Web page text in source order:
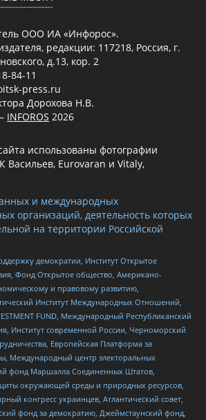
ООО ИА «Инфорос».
редакции: 117218, Россия, г.
д.13, кор. 2
84-11
press.ru
Дорохова Н.В.
INFOROS 2026
использованы фотографии
Васильев, Eurovaran и Vitaly,
и международных
организаций, деятельность которых
на территории Российской
демократии, Институт Открытое
Фонд Открытое общество, Американо-
и правовому развитию,
Институт Международных Отношений,
FUND, Международный Республиканский
Институт современной России, Черноморский
Европейская Платформа за
Международный центр электоральных
фонд Маршалла Соединенных Штатов,
окружающей среды и природных ресурсов,
конгресс украинцев, Атлантический совет,
фонд за демократию, Джеймстаунский фонд,